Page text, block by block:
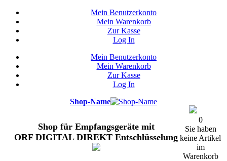
Mein Benutzerkonto
Mein Warenkorb
Zur Kasse
Log In
Mein Benutzerkonto
Mein Warenkorb
Zur Kasse
Log In
Shop-Name
Shop für Empfangsgeräte mit
ORF DIGITAL DIREKT Entschlüsselung
0
Sie haben
keine Artikel
im
Warenkorb